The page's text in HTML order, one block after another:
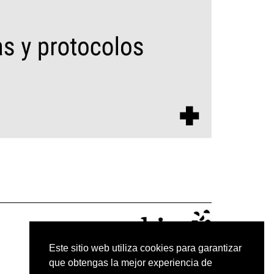
Este sitio web utiliza cookies para garantizar
que obtengas la mejor experiencia de